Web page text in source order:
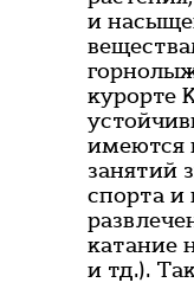
и
курорте
имеются
занятий
спорта
катание
и тд.).